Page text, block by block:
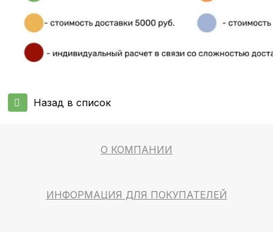
Назад в список
О КОМПАНИИ
ИНФОРМАЦИЯ ДЛЯ ПОКУПАТЕЛЕЙ